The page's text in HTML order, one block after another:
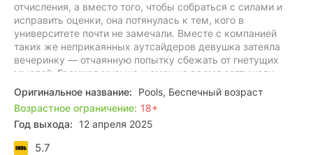
отчисления, а вместо того, чтобы собраться с силами и
исправить оценки, она потянулась к тем, кого в
университете почти не замечали. Вместе с компанией
таких же неприкаянных аутсайдеров девушка затеяла
вечеринку — отчаянную попытку сбежать от гнетущих
мыслей. Громкая музыка и смех на время заглушали
тревогу, отодвигали на задний план страх перед будущим,
но Кеннеди понимала: сколько ни прячься за весельем,
проблемы никуда не денутся — они терпеливо ждут
своего часа, чтобы снова заявить о себе.
Оригинальное название:
Pools, Беспечный возраст
Возрастное ограничение: 18+
Год выхода:
12 апреля 2025
5.7